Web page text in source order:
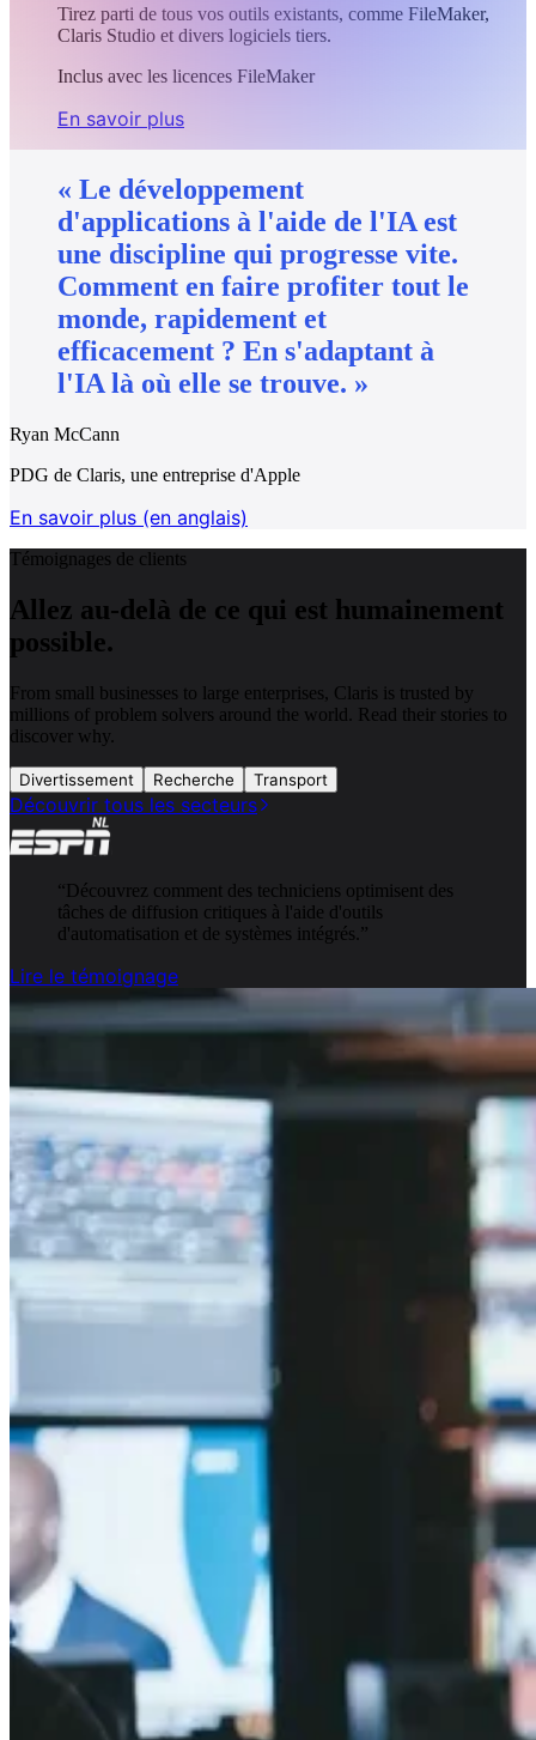
Tirez parti de tous vos outils existants, comme FileMaker,
Claris Studio et divers logiciels tiers.
Inclus avec les licences FileMaker
En savoir plus
« Le développement
d'applications à l'aide de l'IA est
une discipline qui progresse vite.
Comment en faire profiter tout le
monde, rapidement et
efficacement ? En s'adaptant à
l'IA là où elle se trouve. »
Ryan McCann
PDG de Claris, une entreprise d'Apple
En savoir plus (en anglais)
Témoignages de clients
Allez au-delà de ce qui est humainement
possible.
From small businesses to large enterprises, Claris is trusted by
millions of problem solvers around the world. Read their stories to
discover why.
Divertissement Recherche Transport
Découvrir tous les secteurs
“Découvrez comment des techniciens optimisent des
tâches de diffusion critiques à l'aide d'outils
d'automatisation et de systèmes intégrés. ”
Lire le témoignage